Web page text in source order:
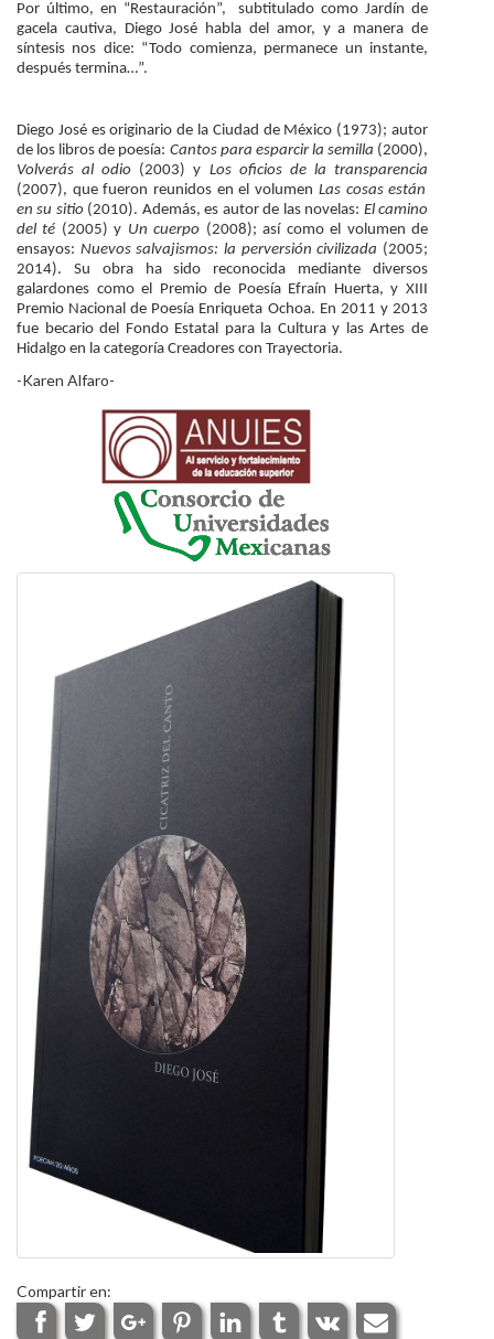
Por último, en “Restauración”, subtitulado como Jardín de
gacela cautiva, Diego José habla del amor, y a manera de
síntesis nos dice: “Todo comienza, permanece un instante,
después termina…”.
Diego José es originario de la Ciudad de México (1973); autor
de los libros de poesía: Cantos para esparcir la semilla (2000),
Volverás al odio (2003) y Los oficios de la transparencia
(2007), que fueron reunidos en el volumen Las cosas están
en su sitio(2010). Además, es autor de las novelas: El camino
del té (2005) y Un cuerpo (2008); así como el volumen de
ensayos: Nuevos salvajismos: la perversión civilizada (2005;
2014). Su obra ha sido reconocida mediante diversos
galardones como el Premio de Poesía Efraín Huerta, y XIII
Premio Nacional de Poesía Enriqueta Ochoa. En 2011 y 2013
fue becario del Fondo Estatal para la Cultura y las Artes de
Hidalgo en la categoría Creadores con Trayectoria.
-Karen Alfaro-
Compartir en: